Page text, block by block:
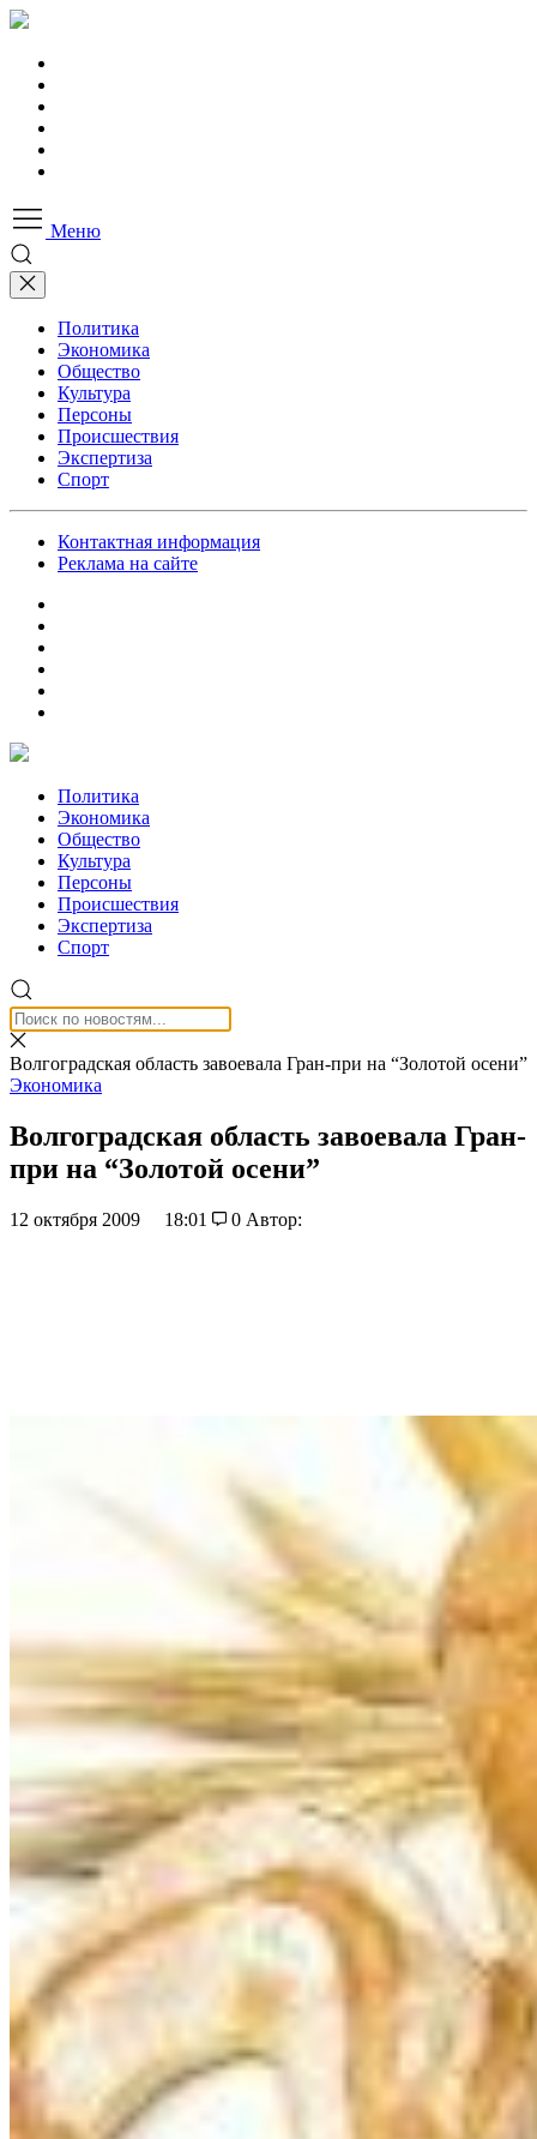
Меню
Политика
Экономика
Общество
Культура
Персоны
Происшествия
Экспертиза
Спорт
Контактная информация
Реклама на сайте
Политика
Экономика
Общество
Культура
Персоны
Происшествия
Экспертиза
Спорт
Волгоградская область завоевала Гран-при на “Золотой осени”
Экономика
Волгоградская область завоевала Гран-
при на “Золотой осени”
12 октября 2009 18:01 0 Автор: